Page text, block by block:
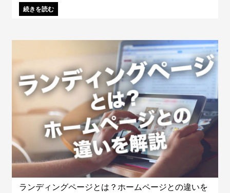
ードで広告を出している他社に勝たなければいけません。そのため
に、まずはリサーチが重要です。まずは競合を知り、自社は何で戦え
続きを読む
ランディングページとは？ホームページとの違いを